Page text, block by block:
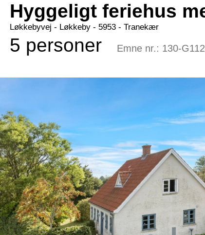
Hyggeligt feriehus
Løkkebyvej - Løkkeby - 5953 - Tranekær
5 personer Emne nr.: 130-